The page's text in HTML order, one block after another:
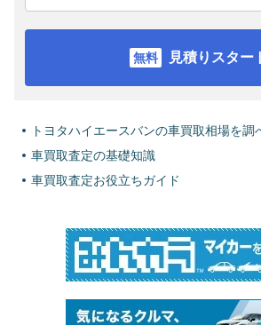
見積りスター
トヨタハイエースバンの車買取相場を調
車買取査定の基礎知識
車買取査定お役立ちガイド